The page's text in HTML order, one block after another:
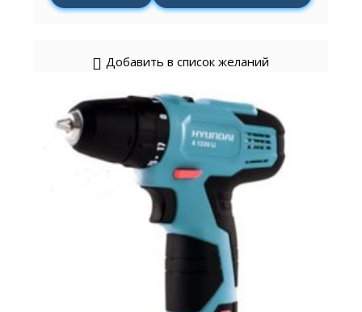
Добавить в список желаний